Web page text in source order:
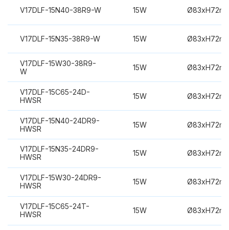
V17DLF-15N40-38R9-W 15W
V17DLF-15N35-38R9-W 15W
V17DLF-15W30-38R9-
W
15W
V17DLF-15C65-24D-
HWSR
15W
V17DLF-15N40-24DR9-
HWSR
15W
V17DLF-15N35-24DR9-
HWSR
15W
V17DLF-15W30-24DR9-
HWSR
15W
V17DLF-15C65-24T-
HWSR
15W